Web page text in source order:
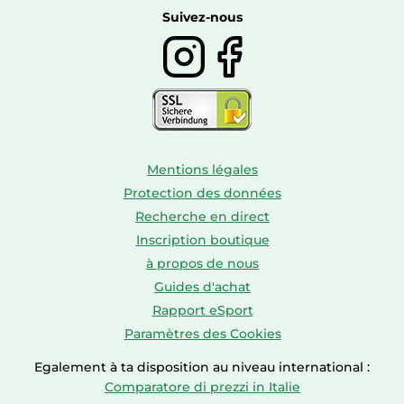
Suivez-nous
Mentions légales
Protection des données
Recherche en direct
Inscription boutique
à propos de nous
Guides d'achat
Rapport eSport
Paramètres des Cookies
Egalement à ta disposition au niveau international :
Comparatore di prezzi in Italie